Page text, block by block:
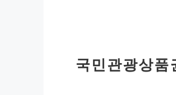
국민관광상